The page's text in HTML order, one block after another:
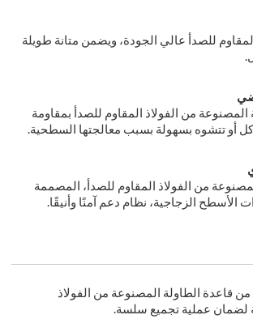
للصدأ عالي الجودة، ويضمن متانة طويلة
المصنوعة من الفولاذ المقاوم للصدأ بمقاومة
أو تتشوه بسهولة بسبب معالجتها السطحية.
من الفولاذ المقاوم للصدأ، المصممة
الأسطح الزجاجية، نظام دعم آمنًا وأنيقًا.
قاعدة الطاولة المصنوعة من الفولاذ
لضمان عملية تجميع سلسة.